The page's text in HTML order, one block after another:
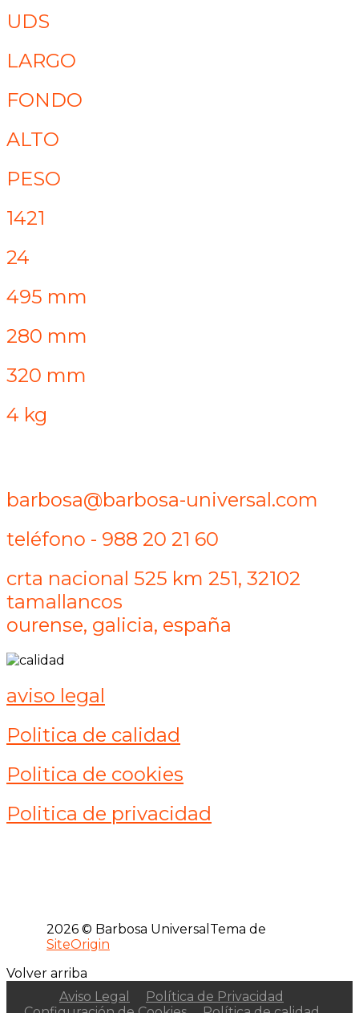
UDS
LARGO
FONDO
ALTO
PESO
1421
24
495 mm
280 mm
320 mm
4 kg
barbosa@barbosa-universal.com
teléfono - 988 20 21 60
crta nacional 525 km 251, 32102
tamallancos
ourense, galicia, españa
aviso legal
Politica de calidad
Politica de cookies
Politica de privacidad
2026 © Barbosa Universal Tema de
SiteOrigin
Volver arriba
Aviso Legal
Política de Privacidad